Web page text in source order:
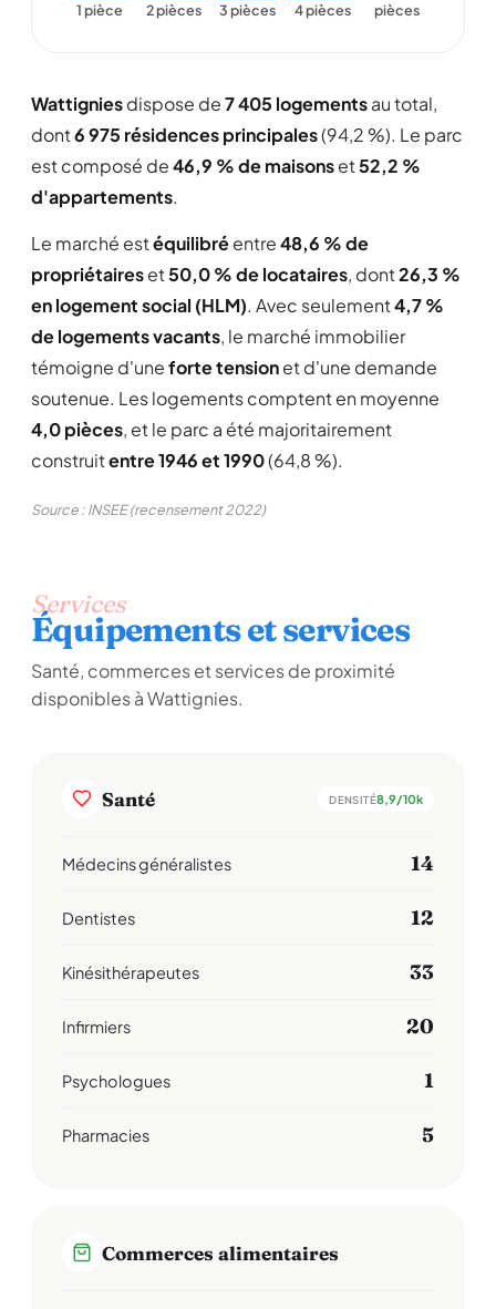
1 pièce 2 pièces 3 pièces 4 pièces
pièces
Wattigniesdispose de7 405 logementsau total,
dont6 975 résidences principales(94,2 %). Le parc
est composé de46,9 % de maisonset52,2 %
d'appartements.
Le marché estéquilibréentre48,6 % de
propriétaireset50,0 % de locataires, dont26,3 %
en logement social (HLM). Avec seulement4,7 %
de logements vacants, le marché immobilier
témoigne d'uneforte tensionet d'une demande
soutenue. Les logements comptent en moyenne
4,0 pièces, et le parc a été majoritairement
construitentre 1946 et 1990(64,8 %).
Source : INSEE (recensement 2022)
Services
Équipements et services
Santé, commerces et services de proximité
disponibles à Wattignies.
Santé DENSITÉ8,9/10k
Médecins généralistes 14
Dentistes 12
Kinésithérapeutes 33
Infirmiers 20
Psychologues 1
Pharmacies 5
Commerces alimentaires